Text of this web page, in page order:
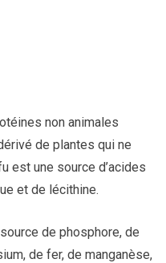
non animales
de plantes qui ne
est une source d’acides
et de lécithine.
de phosphore, de
de fer, de manganèse,